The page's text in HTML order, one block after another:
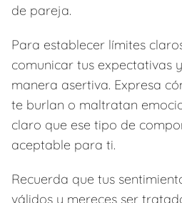
de pareja.
Para establecer límites
comunicar tus expectativas
manera asertiva. Expresa
te burlan o maltratan
claro que ese tipo de
aceptable para ti.
Recuerda que tus
válidos y mereces ser